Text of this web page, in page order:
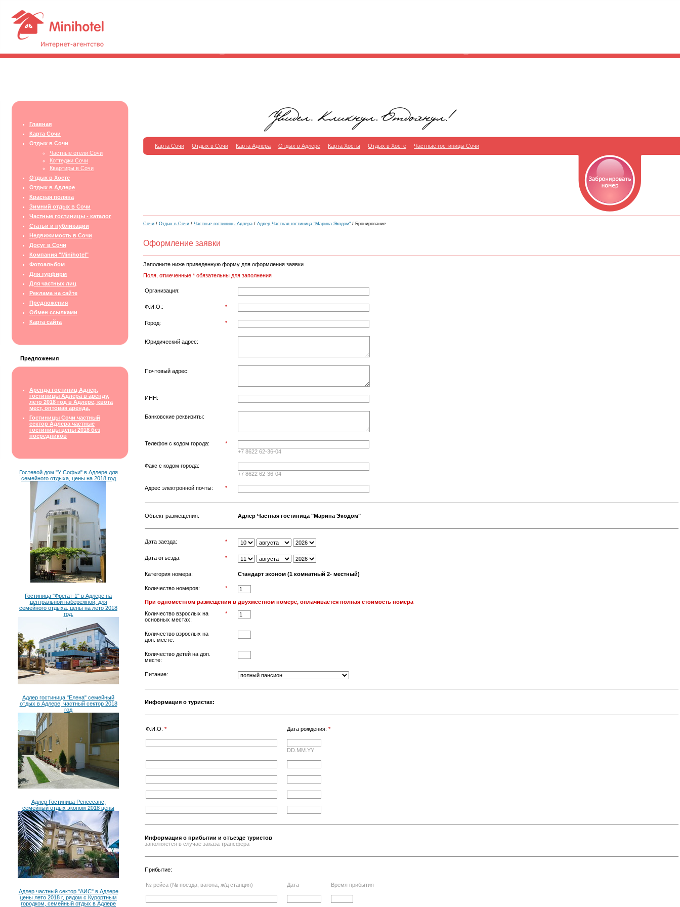
Главная
Карта Сочи
Отдых в Сочи
Частные отели Сочи
Коттеджи Сочи
Квартиры в Сочи
Отдых в Хосте
Отдых в Адлере
Красная поляна
Зимний отдых в Сочи
Частные гостиницы - каталог
Статьи и публикации
Недвижимость в Сочи
Досуг в Сочи
Компания "Minihotel"
Фотоальбом
Для турфирм
Для частных лиц
Реклама на сайте
Предложения
Обмен ссылками
Карта сайта
Предложения
Аренда гостиниц Адлер,
гостиницы Адлера в аренду,
лето 2018 год в Адлере, квота
мест, оптовая аренда,
Гостиницы Сочи частный
сектор Адлера частные
гостиницы цены 2018 без
посредников
Гостевой дом "У Софьи" в Адлере для
семейного отдыха, цены на 2018 год
Гостиница "Фрегат-1" в Адлере на
центральной набережной, для
семейного отдыха, цены на лето 2018
год.
Адлер гостиница "Елена" семейный
отдых в Адлере, частный сектор 2018
год
Адлер Гостиница Ренессанс,
семейный отдых эконом 2018 цены
Адлер частный сектор "АИС" в Адлере
цены лето 2018 г, рядом с Курортным
городком, семейный отдых в Адлере
Карта Сочи Отдых в Сочи Карта Адлера Отдых в Адлере Карта Хосты Отдых в Хосте Частные гостиницы Сочи
Сочи / Отдых в Сочи / Частные гостиницы Адлера / Адлер Частная гостиница "Марина Экодом" / Бронирование
Оформление заявки
Заполните ниже приведенную форму для оформления заявки
Поля, отмеченные * обязательны для заполнения
Организация:
Ф.И.О.: *
Город: *
Юридический адрес:
Почтовый адрес:
ИНН:
Банковские реквизиты:
Телефон с кодом города:
*
+7 8622 62-36-04
Факс с кодом города:
+7 8622 62-36-04
Адрес электронной почты: *
Объект размещения: Адлер Частная гостиница "Марина Экодом"
Дата заезда: *
Дата отъезда: *
Категория номера: Стандарт эконом (1 комнатный 2- местный)
Количество номеров: *
При одноместном размещении в двухместном номере, оплачивается полная стоимость номера
Количество взрослых на
основных местах:
*
Количество взрослых на
доп. месте:
Количество детей на доп.
месте:
Питание:
Информация о туристах:
Ф.И.О. * Дата рождения: *
DD.MM.YY
Информация о прибытии и отъезде туристов
заполняется в случае заказа трансфера
Прибытие:
№ рейса (№ поезда, вагона, ж/д станция) Дата Время прибытия